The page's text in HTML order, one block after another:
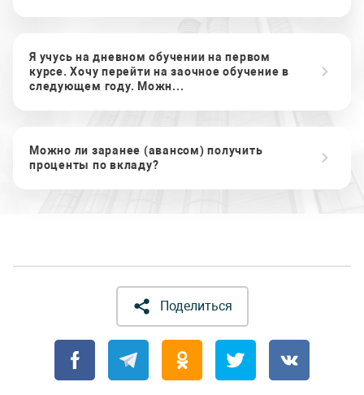
Я учусь на дневном обучении на первом
курсе. Хочу перейти на заочное обучение в
следующем году. Можн...
Можно ли заранее (авансом) получить
проценты по вкладу?
Поделиться